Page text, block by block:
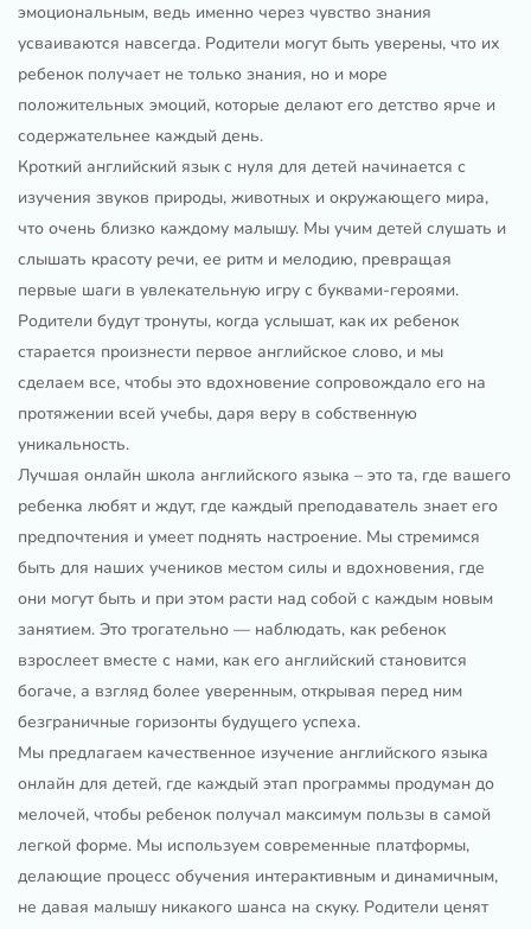
эмоциональным, ведь именно через чувство знания
усваиваются навсегда. Родители могут быть уверены, что их
ребенок получает не только знания, но и море
положительных эмоций, которые делают его детство ярче и
содержательнее каждый день.
Кроткий английский язык с нуля для детей начинается с
изучения звуков природы, животных и окружающего мира,
что очень близко каждому малышу. Мы учим детей слушать и
слышать красоту речи, ее ритм и мелодию, превращая
первые шаги в увлекательную игру с буквами-героями.
Родители будут тронуты, когда услышат, как их ребенок
старается произнести первое английское слово, и мы
сделаем все, чтобы это вдохновение сопровождало его на
протяжении всей учебы, даря веру в собственную
уникальность.
Лучшая онлайн школа английского языка – это та, где вашего
ребенка любят и ждут, где каждый преподаватель знает его
предпочтения и умеет поднять настроение. Мы стремимся
быть для наших учеников местом силы и вдохновения, где
они могут быть и при этом расти над собой с каждым новым
занятием. Это трогательно — наблюдать, как ребенок
взрослеет вместе с нами, как его английский становится
богаче, а взгляд более уверенным, открывая перед ним
безграничные горизонты будущего успеха.
Мы предлагаем качественное изучение английского языка
онлайн для детей, где каждый этап программы продуман до
мелочей, чтобы ребенок получал максимум пользы в самой
легкой форме. Мы используем современные платформы,
делающие процесс обучения интерактивным и динамичным,
не давая малышу никакого шанса на скуку. Родители ценят